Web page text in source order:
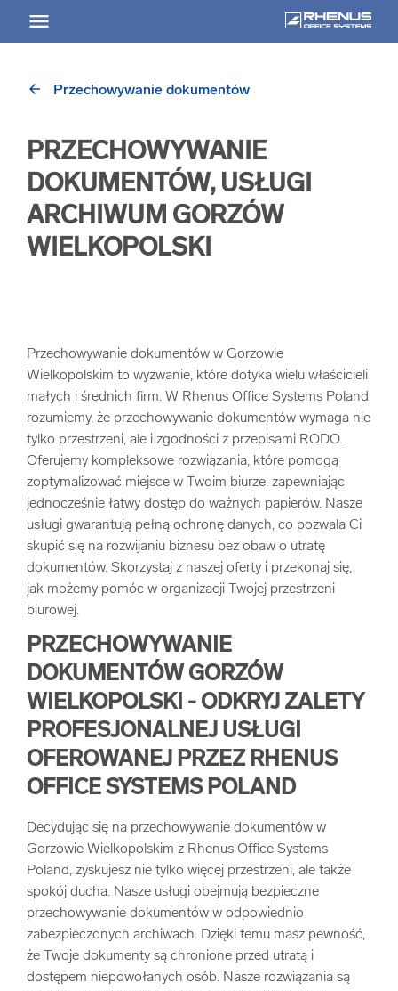
USŁUGI
Usługi Przegląd
Niszczenie nośników informacji
Przechowywanie dokumentacji arrow_forward
Usługi digitalizacjyjne arrow_forward
Osuszanie dokumentów arrow_forward
Pozostałe usługi arrow_forward
arrow_back Przechowywanie dokumentów
PRZECHOWYWANIE
DOKUMENTÓW, USŁUGI
ARCHIWUM GORZÓW
WIELKOPOLSKI
Przechowywanie dokumentów w Gorzowie
Wielkopolskim to wyzwanie, które dotyka wielu właścicieli
małych i średnich firm. W Rhenus Office Systems Poland
rozumiemy, że przechowywanie dokumentów wymaga nie
tylko przestrzeni, ale i zgodności z przepisami RODO.
Oferujemy kompleksowe rozwiązania, które pomogą
zoptymalizować miejsce w Twoim biurze, zapewniając
jednocześnie łatwy dostęp do ważnych papierów. Nasze
usługi gwarantują pełną ochronę danych, co pozwala Ci
skupić się na rozwijaniu biznesu bez obaw o utratę
dokumentów. Skorzystaj z naszej oferty i przekonaj się,
jak możemy pomóc w organizacji Twojej przestrzeni
biurowej.
PRZECHOWYWANIE
DOKUMENTÓW GORZÓW
WIELKOPOLSKI - ODKRYJ ZALETY
PROFESJONALNEJ USŁUGI
OFEROWANEJ PRZEZ RHENUS
OFFICE SYSTEMS POLAND
Decydując się na przechowywanie dokumentów w
Gorzowie Wielkopolskim z Rhenus Office Systems
Poland, zyskujesz nie tylko więcej przestrzeni, ale także
spokój ducha. Nasze usługi obejmują bezpieczne
przechowywanie dokumentów w odpowiednio
zabezpieczonych archiwach. Dzięki temu masz pewność,
że Twoje dokumenty są chronione przed utratą i
dostępem niepowołanych osób. Nasze rozwiązania są